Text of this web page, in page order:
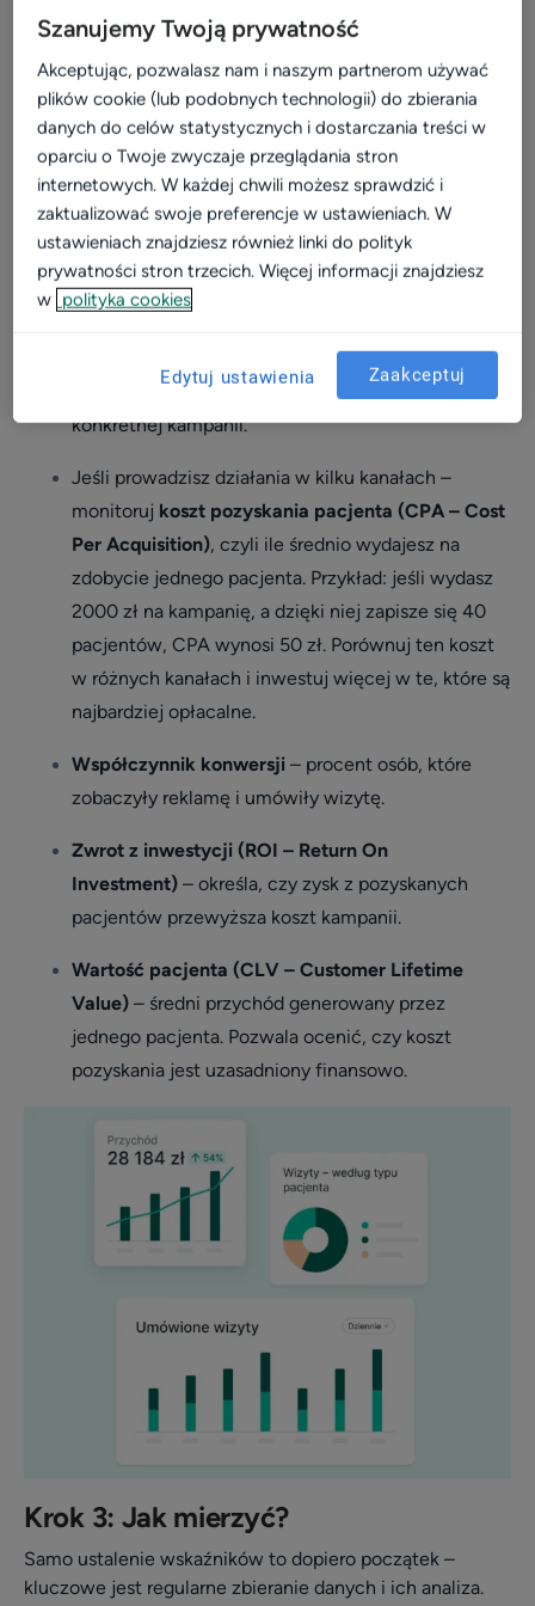
Szkolenia online
Instrukcje i pomoc
Blog
Krok 2: Co mierzyć?
Kiedy masz już jasno określony cel działań
marketingowych, możesz zdecydować, jakie wskaźniki
pomogą Ci ocenić, czy jesteś na dobrej drodze. Wybór
mierników powinien wynikać bezpośrednio z tego, co
chcesz osiągnąć.
Jeśli celem jest pozyskanie większej liczby
liczba nowych rejestracji. Sprawdzaj, ilu
pacjentów zapisało się na wizytę w wyniku
konkretnej kampanii.
Jeśli prowadzisz działania w kilku kanałach –
monitoruj koszt pozyskania pacjenta (CPA – Cost
Per Acquisition), czyli ile średnio wydajesz na
zdobycie jednego pacjenta. Przykład: jeśli wydasz
2000 zł na kampanię, a dzięki niej zapisze się 40
pacjentów, CPA wynosi 50 zł. Porównuj ten koszt
w różnych kanałach i inwestuj więcej w te, które są
najbardziej opłacalne.
Współczynnik konwersji – procent osób, które
zobaczyły reklamę i umówiły wizytę.
Zwrot z inwestycji (ROI – Return On
Investment) – określa, czy zysk z pozyskanych
pacjentów przewyższa koszt kampanii.
Wartość pacjenta (CLV – Customer Lifetime
Value) – średni przychód generowany przez
jednego pacjenta. Pozwala ocenić, czy koszt
pozyskania jest uzasadniony finansowo.
Krok 3: Jak mierzyć?
Samo ustalenie wskaźników to dopiero początek –
kluczowe jest regularne zbieranie danych i ich analiza.
Szanujemy Twoją prywatność
Akceptując, pozwalasz nam i naszym partnerom używać
plików cookie (lub podobnych technologii) do zbierania
danych do celów statystycznych i dostarczania treści w
oparciu o Twoje zwyczaje przeglądania stron
internetowych. W każdej chwili możesz sprawdzić i
zaktualizować swoje preferencje w ustawieniach. W
ustawieniach znajdziesz również linki do polityk
prywatności stron trzecich. Więcej informacji znajdziesz
w polityka cookies
Edytuj ustawienia Zaakceptuj